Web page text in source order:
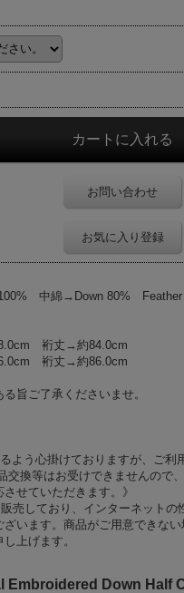
お問い合わせ
お気に入り登録
100% 中綿→Down 80%
裄丈→約84.0cm
裄丈→約86.0cm
旨ご了承くださいませ。
よう心掛けておりますが、ご
交換等はお受けできませんので
せていただきます。》
売しており、インターネット
います。商品がご用意できな
上げます。
Embroidered Down